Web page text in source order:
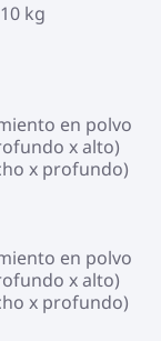
kg
en polvo
x alto)
x profundo)
en polvo
x alto)
x profundo)